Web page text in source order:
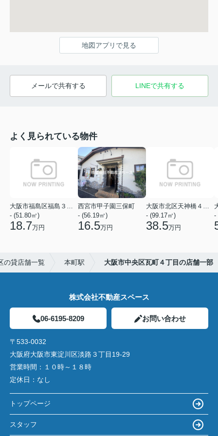
地図アプリで見る
メールで共有する LINEで共有する
よく見られている物件
- (51.80㎡)
18.7万円
西宮市甲子園三保町
- (56.19㎡)
16.5万円
- (99.17㎡)
38.5万円
-
の貸店舗一覧 本町駅 大阪市中央区瓦町４丁目の店舗一部
株式会社不動産スペース
06-6195-8209 お問い合わせ
〒533-0032
大阪府大阪市東淀川区淡路３丁目19-29
営業時間： １０時～１８時
定休日： なし
トップページ
スタッフ